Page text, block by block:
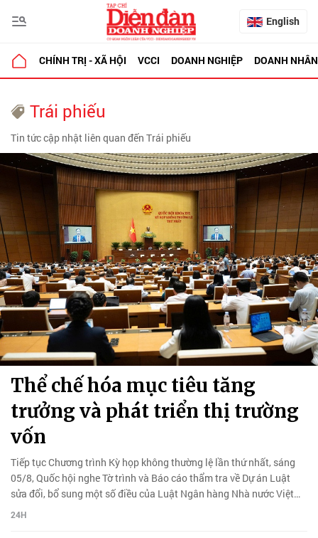
English
CHÍNH TRỊ - XÃ HỘI VCCI DOANH NGHIỆP DOANH NHÂN
Trái phiếu
Tin tức cập nhật liên quan đến Trái phiếu
Thể chế hóa mục tiêu tăng
trưởng và phát triển thị trường
vốn
Tiếp tục Chương trình Kỳ họp không thường lệ lần thứ nhất, sáng
05/8, Quốc hội nghe Tờ trình và Báo cáo thẩm tra về Dự án Luật
sửa đổi, bổ sung một số điều của Luật Ngân hàng Nhà nước Việt
Nam, Luật Phòng, chống rửa tiền và Luật Các tổ chức tín dụng.
24H